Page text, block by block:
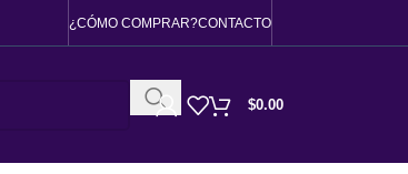
¿CÓMO COMPRAR?CONTACTO
$0.00